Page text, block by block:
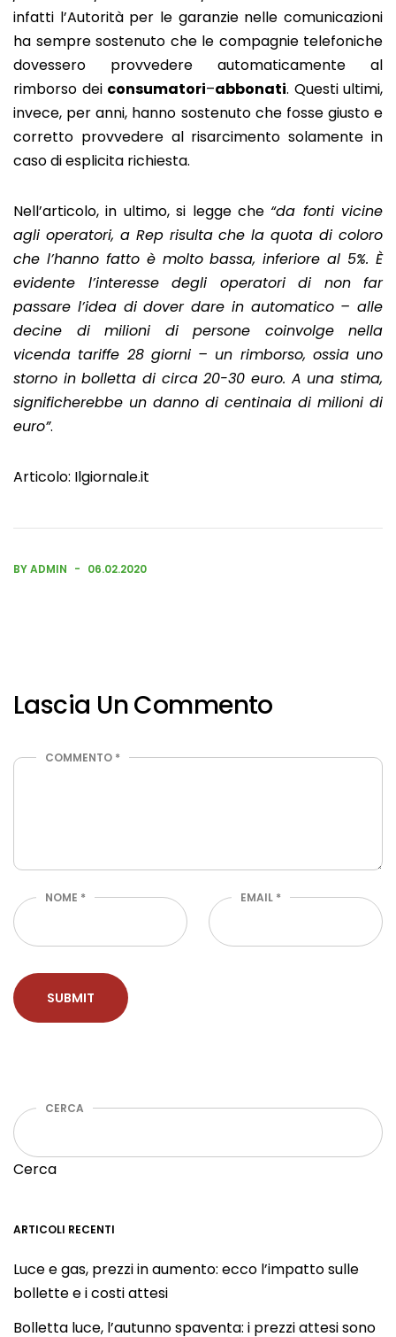
infatti l’Autorità per le garanzie nelle comunicazioni
ha sempre sostenuto che le compagnie telefoniche
dovessero provvedere automaticamente al
rimborso dei consumatori–abbonati. Questi ultimi,
invece, per anni, hanno sostenuto che fosse giusto e
corretto provvedere al risarcimento solamente in
caso di esplicita richiesta.
Nell’articolo, in ultimo, si legge che “da fonti vicine
agli operatori, a Rep risulta che la quota di coloro
che l’hanno fatto è molto bassa, inferiore al 5%. È
evidente l’interesse degli operatori di non far
passare l’idea di dover dare in automatico – alle
decine di milioni di persone coinvolge nella
vicenda tariffe 28 giorni – un rimborso, ossia uno
storno in bolletta di circa 20-30 euro. A una stima,
significherebbe un danno di centinaia di milioni di
euro”.
Articolo: Ilgiornale.it
BY ADMIN 06.02.2020
Lascia Un Commento
COMMENTO *
NOME * EMAIL *
CERCA
Cerca
ARTICOLI RECENTI
Luce e gas, prezzi in aumento: ecco l’impatto sulle
bollette e i costi attesi
Bolletta luce, l’autunno spaventa: i prezzi attesi sono